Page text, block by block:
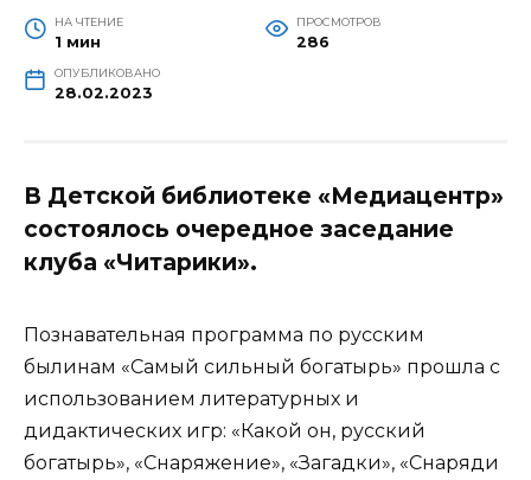
НА ЧТЕНИЕ
1 мин
ПРОСМОТРОВ
286
ОПУБЛИКОВАНО
28.02.2023
В Детской библиотеке «Медиацентр»
состоялось очередное заседание
клуба «Читарики».
Познавательная программа по русским
былинам «Самый сильный богатырь» прошла с
использованием литературных и
дидактических игр: «Какой он, русский
богатырь», «Снаряжение», «Загадки», «Снаряди